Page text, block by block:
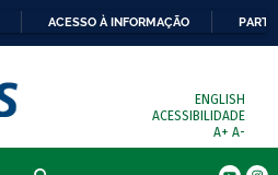
ACESSO À INFORMAÇÃO
ENGLISH
ACESSIBILIDADE
A+ A-